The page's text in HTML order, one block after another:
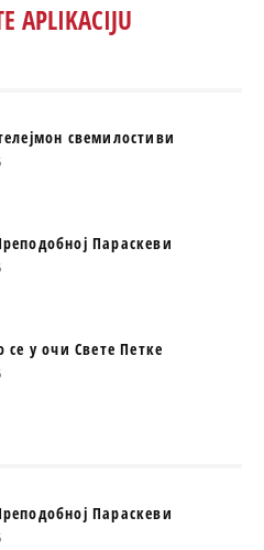
APLIKACIJU
свемилостиви
Параскеви
се у очи Свете Петке
Параскеви